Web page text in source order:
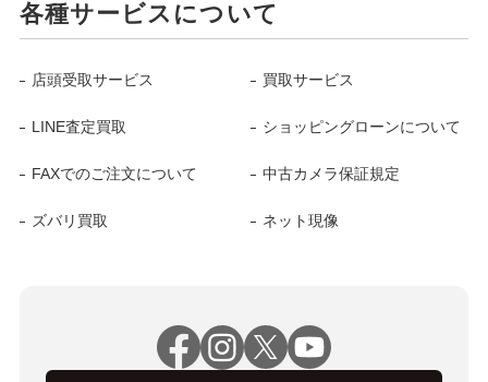
各種サービスについて
店頭受取サービス 買取サービス
LINE査定買取 ショッピングローンについて
FAXでのご注文について 中古カメラ保証規定
ズバリ買取 ネット現像